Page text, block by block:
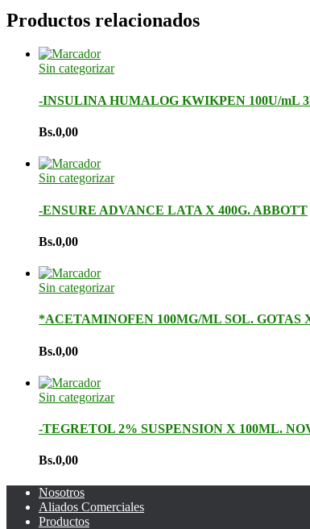
Productos relacionados
Sin categorizar
-INSULINA HUMALOG KWIKPEN 100U/mL
Bs.0,00
Sin categorizar
-ENSURE ADVANCE LATA X 400G. ABBOTT
Bs.0,00
Sin categorizar
*ACETAMINOFEN 100MG/ML SOL. GOTAS
Bs.0,00
Sin categorizar
-TEGRETOL 2% SUSPENSION X 100ML.
Bs.0,00
Nosotros
Aliados Comerciales
Productos